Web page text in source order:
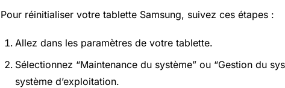
Pour réinitialiser votre tablette Samsung, suivez ces étapes :
Allez dans les paramètres de votre tablette.
Sélectionnez “Maintenance du système” ou “Gestion du
système d’exploitation.